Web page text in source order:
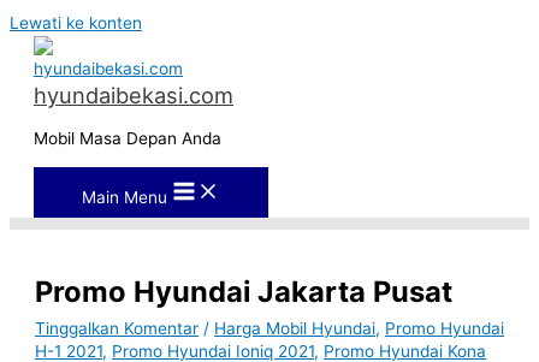
Lewati ke konten
hyundaibekasi.com
Mobil Masa Depan Anda
Main Menu
Promo Hyundai Jakarta Pusat
Tinggalkan Komentar / Harga Mobil Hyundai, Promo Hyundai
H-1 2021, Promo Hyundai Ioniq 2021, Promo Hyundai Kona